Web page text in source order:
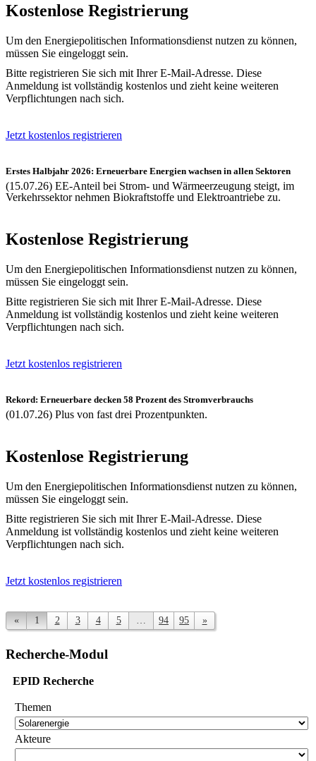
Kostenlose Registrierung
Um den Energiepolitischen Informationsdienst nutzen zu können,
müssen Sie eingeloggt sein.
Bitte registrieren Sie sich mit Ihrer E-Mail-Adresse. Diese
Anmeldung ist vollständig kostenlos und zieht keine weiteren
Verpflichtungen nach sich.
Jetzt kostenlos registrieren
Erstes Halbjahr 2026: Erneuerbare Energien wachsen in allen Sektoren
(15.07.26) EE-Anteil bei Strom- und Wärmeerzeugung steigt, im
Verkehrssektor nehmen Biokraftstoffe und Elektroantriebe zu.
Kostenlose Registrierung
Um den Energiepolitischen Informationsdienst nutzen zu können,
müssen Sie eingeloggt sein.
Bitte registrieren Sie sich mit Ihrer E-Mail-Adresse. Diese
Anmeldung ist vollständig kostenlos und zieht keine weiteren
Verpflichtungen nach sich.
Jetzt kostenlos registrieren
Rekord: Erneuerbare decken 58 Prozent des Stromverbrauchs
(01.07.26) Plus von fast drei Prozentpunkten.
Kostenlose Registrierung
Um den Energiepolitischen Informationsdienst nutzen zu können,
müssen Sie eingeloggt sein.
Bitte registrieren Sie sich mit Ihrer E-Mail-Adresse. Diese
Anmeldung ist vollständig kostenlos und zieht keine weiteren
Verpflichtungen nach sich.
Jetzt kostenlos registrieren
« 1 2 3 4 5 94 95 »
Recherche-Modul
EPID Recherche
Themen
Akteure